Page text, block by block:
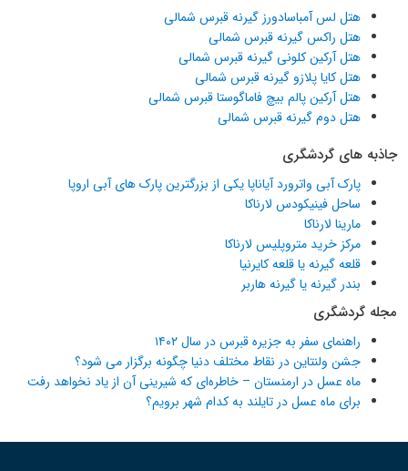
هتل لس آمباسادورز گیرنه قبرس شمالی
هتل راکس گیرنه قبرس شمالی
هتل آرکین کلونی گیرنه قبرس شمالی
هتل کایا پلازو گیرنه قبرس شمالی
هتل آرکین پالم بیچ فاماگوستا قبرس شمالی
هتل دوم گیرنه قبرس شمالی
جاذبه های گردشگری
پارک آبی واترورد آیاناپا یکی از بزرگترین پارک های آبی اروپا
ساحل فینیکودس لارناکا
مارینا لارناکا
مرکز خرید متروپلیس لارناکا
قلعه گیرنه یا قلعه کایرنیا
بندر گیرنه یا گیرنه هاربر
مجله گردشگری
راهنمای سفر به جزیره قبرس در سال ۱۴۰۲
جشن ولنتاین در نقاط مختلف دنیا چگونه برگزار می شود؟
ماه عسل در ارمنستان – خاطره‌ای که شیرینی آن از یاد نخواهد رفت
برای ماه عسل در تایلند به کدام شهر برویم؟